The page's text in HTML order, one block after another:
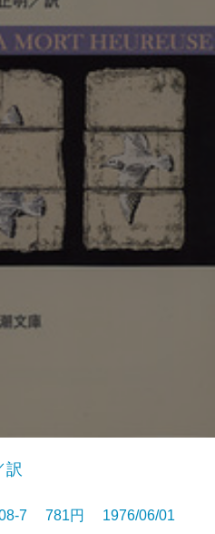
訳
7 781円 1976/06/01